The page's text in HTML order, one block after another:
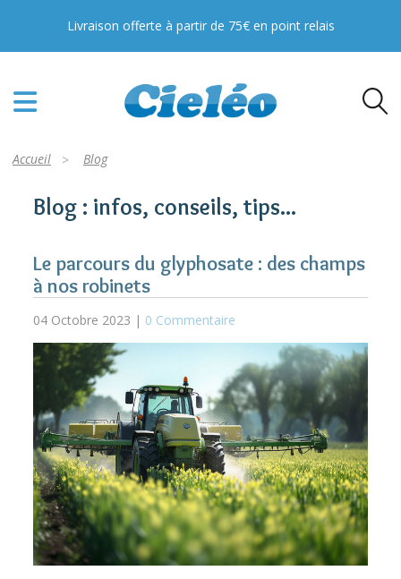
PFAS, TFA, Pesticides : toutes nos solutions
pour votre eau !
En savoir plus
Accueil Blog
Blog : infos, conseils, tips...
Le parcours du glyphosate : des champs
à nos robinets
04 Octobre 2023 | 0 Commentaire